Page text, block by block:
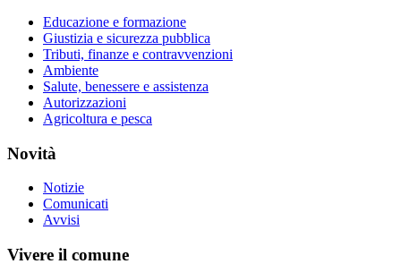
Educazione e formazione
Giustizia e sicurezza pubblica
Tributi, finanze e contravvenzioni
Ambiente
Salute, benessere e assistenza
Autorizzazioni
Agricoltura e pesca
Novità
Notizie
Comunicati
Avvisi
Vivere il comune